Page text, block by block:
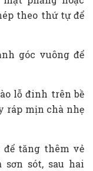
theo thứ tự để
góc vuông để
lỗ đinh trên bề
ráp mịn chà nhẹ
tăng thêm vẻ
sót, sau hai